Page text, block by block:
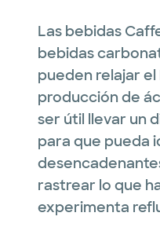
Las bebidas
bebidas
pueden relajar el
producción de
ser útil llevar un
para que pueda
rastrear lo que
experimenta